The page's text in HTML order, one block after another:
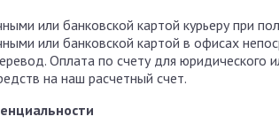
или банковской картой курьеру при
или банковской картой в офисах
Оплата по счету для юридического
на наш расчетный счет.